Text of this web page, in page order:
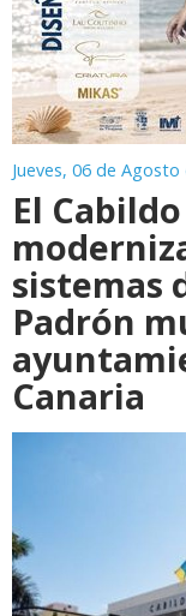
Jueves, 06 de Agosto
El
sistemas
Padrón
Canaria